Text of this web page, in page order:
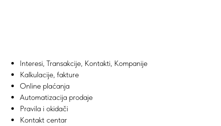
Interesi, Transakcije, Kontakti, Kompanije
Kalkulacije, fakture
Online plaćanja
Automatizacija prodaje
Pravila i okidači
Kontakt centar